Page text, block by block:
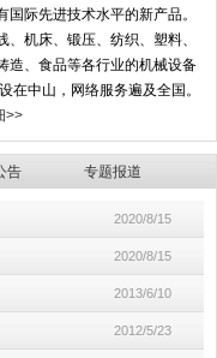
际先进技术水平的新产品。
机床、锻压、纺织、塑料、
造、食品等各行业的机械设备
中山，网络服务遍及全国。
>>
告 专题报道
2020/8/15
2020/8/15
2013/6/10
2012/5/23